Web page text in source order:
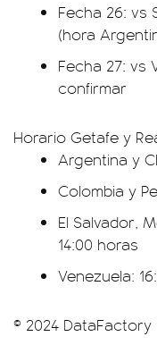
Fecha 26: vs
(hora
Fecha 27: vs
confirmar
Horario Getafe y
Argentina y
Colombia y
El Salvador,
14:00 horas
Venezuela:
© 2024 DataFactory